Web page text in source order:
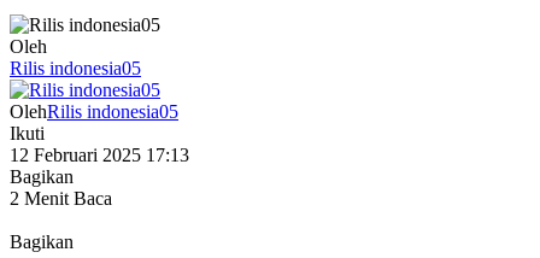
Oleh
Rilis indonesia05
OlehRilis indonesia05
Ikuti
12 Februari 2025 17:13
Bagikan
2 Menit Baca
Bagikan